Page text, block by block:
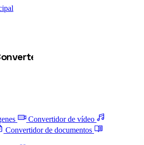
Convertidor de vídeo
Convertidor de documentos